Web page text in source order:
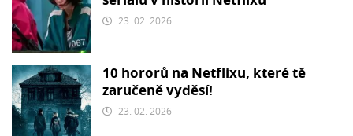
23. 02. 2026
10 hororů na Netflixu, které tě
zaručeně vyděsí!
23. 02. 2026